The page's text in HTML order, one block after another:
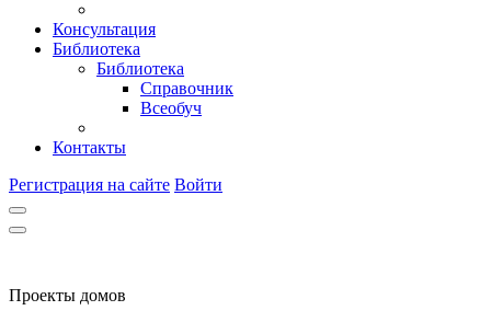
Консультация
Библиотека
Библиотека
Справочник
Всеобуч
Контакты
Регистрация на сайте Войти
Проекты домов